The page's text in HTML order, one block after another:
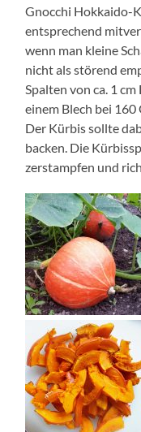
Gnocchi Hokkaido-
entsprechend
wenn man kleine
nicht als störend
Spalten von ca. 1
einem Blech bei
Der Kürbis sollte
backen. Die
zerstampfen und